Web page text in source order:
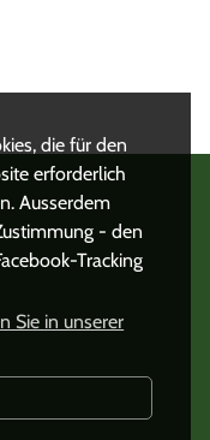
die für den
erforderlich
Ausserdem
- den
Tracking
Sie in unserer